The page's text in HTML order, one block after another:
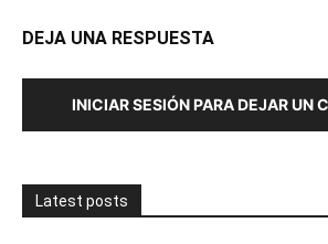
DEJA UNA RESPUESTA
INICIAR SESIÓN PARA DEJAR UN
Latest posts